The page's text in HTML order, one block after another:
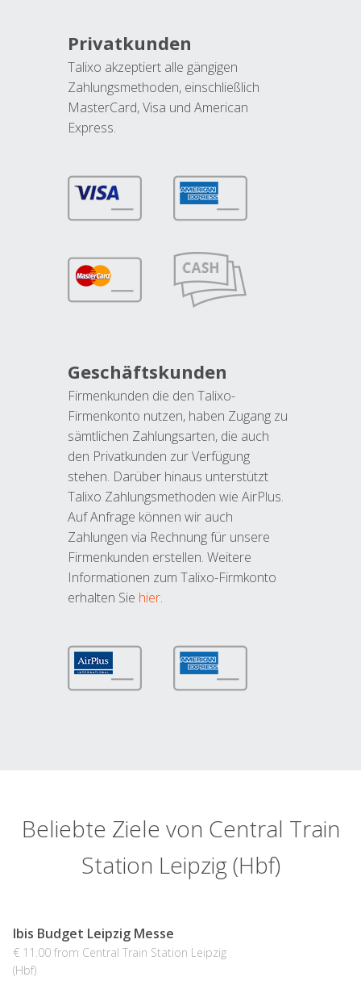
Privatkunden
Talixo akzeptiert alle gängigen
Zahlungsmethoden, einschließlich
MasterCard, Visa und American
Express.
Geschäftskunden
Firmenkunden die den Talixo-
Firmenkonto nutzen, haben Zugang zu
sämtlichen Zahlungsarten, die auch
den Privatkunden zur Verfügung
stehen. Darüber hinaus unterstützt
Talixo Zahlungsmethoden wie AirPlus.
Auf Anfrage können wir auch
Zahlungen via Rechnung für unsere
Firmenkunden erstellen. Weitere
Informationen zum Talixo-Firmkonto
erhalten Sie hier.
Beliebte Ziele von Central Train
Station Leipzig (Hbf)
Ibis Budget Leipzig Messe
€ 11.00 from Central Train Station Leipzig
(Hbf)